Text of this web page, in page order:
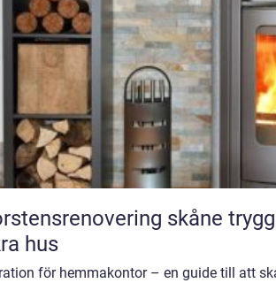
skåne trygg värme och
hus
för hemmakontor – en guide till att